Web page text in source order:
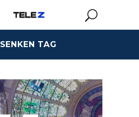
SENKEN TAG